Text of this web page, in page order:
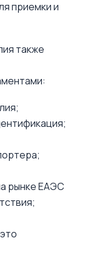
приемки и
также
рынке ЕАЭС